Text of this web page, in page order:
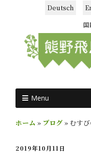
Deutsch
Menu
ホーム » ブログ » むす
2019年10月11日